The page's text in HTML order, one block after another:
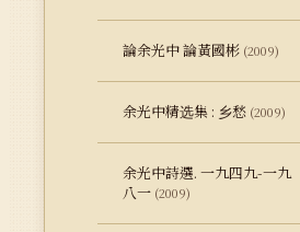
論余光中 論黃國彬 (2009)
余光中精选集 : 乡愁 (2009)
余光中詩選. 一九四九-一九
八一 (2009)